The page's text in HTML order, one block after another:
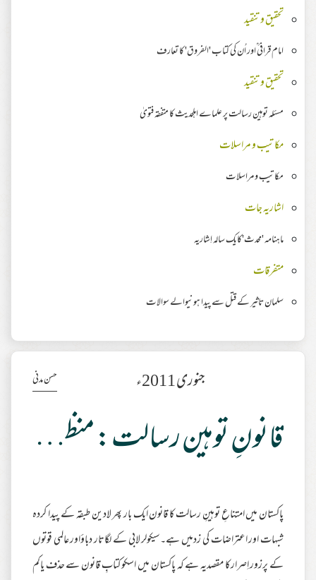
تحقیق وتنقید
امام قرافی ؒاور اُن کی کتاب 'الفروق' کا تعارف
تحقیق وتنقید
مسئلہ توہین رسالت پر علماے اہلحدیث کا متفقہ فتویٰ
مکاتیب و مراسلات
مکاتیب و مراسلات
اشاریہ جات
ماہنامہ 'محدث'کایک سالہ اِشاریہ
متفرقات
سلمان تاثیر کے قتل سے پیدا ہونیوالے سوالات
جنوری 2011ء حسن مدنی
قانونِ توہین رسالت: منظوری اورخاتمے کے مابین
پاکستان میں امتناعِ توہینِ رسالت کا قانون ایک بار پھر لادین طبقہ کے پیدا کردہ
شبہات اور اعتراضات کی زدمیں ہے۔سیکولر لابی کے لگاتار دباؤاور عالمی قوتوں
کے پرزور اِصرارکا مقصدیہ ہے کہ پاکستان میں اسکو کتابِ قانون سے حذف یاکم